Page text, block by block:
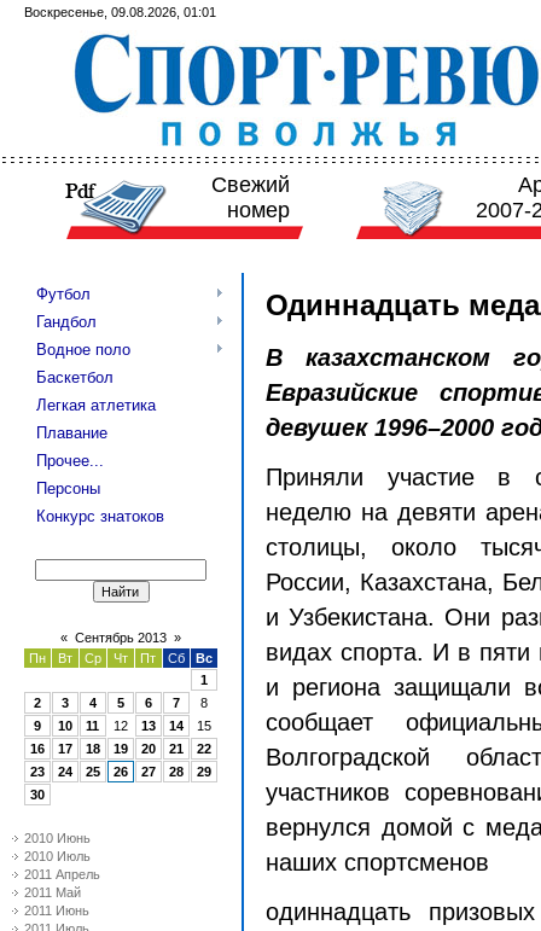
Воскресенье, 09.08.2026, 01:01
Свежий
номер
2007-
Футбол
Гандбол
Водное поло
Баскетбол
Легкая атлетика
Плавание
Прочее...
Персоны
Конкурс знатоков
« Сентябрь 2013 »
Пн
Вт Ср Чт Пт Сб
Вс
1
2
3 4 5 6 7
8
9
10 11 12 13 14
15
16
17 18 19 20 21
22
23
24 25 26 27 28
29
30
2010 Июнь
2010 Июль
2011 Апрель
2011 Май
2011 Июнь
Одиннадцать
В казахстанском
Евразийские
девушек 1996–2000
Приняли участие в
неделю на девяти
столицы, около
России, Казахстана,
и Узбекистана. Они
видах спорта. И в пяти
и региона защищали
сообщает
Волгоградской
участников
вернулся домой с
наших спортсменов
одиннадцать